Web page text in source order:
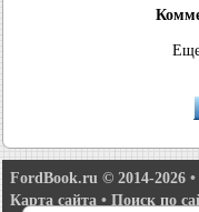
FordBook.ru © 2014-2026 •
Карта сайта • Поиск по